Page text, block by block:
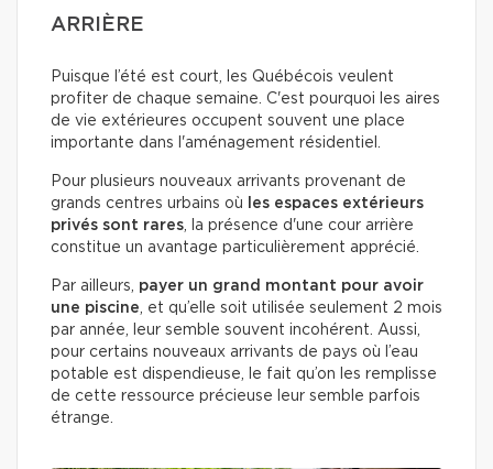
ARRIÈRE
Puisque l’été est court, les Québécois veulent
profiter de chaque semaine. C'est pourquoi les aires
de vie extérieures occupent souvent une place
importante dans l'aménagement résidentiel.
Pour plusieurs nouveaux arrivants provenant de
grands centres urbains où
les espaces extérieurs
privés sont rares, la présence d'une cour arrière
constitue un avantage particulièrement apprécié.
Par ailleurs, payer un grand montant pour avoir
une piscine, et qu’elle soit utilisée seulement 2 mois
par année, leur semble souvent incohérent. Aussi,
pour certains nouveaux arrivants de pays où l’eau
potable est dispendieuse, le fait qu’on les remplisse
de cette ressource précieuse leur semble parfois
étrange.